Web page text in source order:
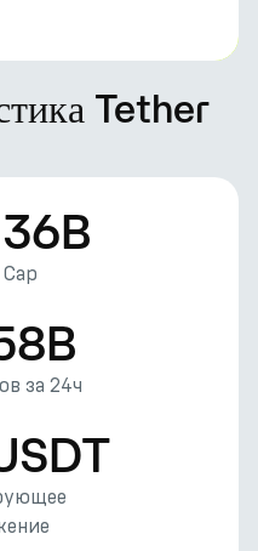
Tether
за 24ч